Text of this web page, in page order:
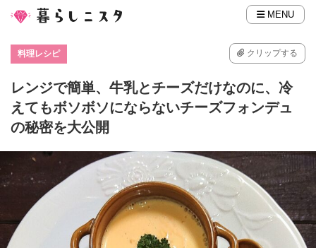
MENU
料理レシピ クリップする
レンジで簡単、牛乳とチーズだけなのに、冷
えてもボソボソにならないチーズフォンデュ
の秘密を大公開